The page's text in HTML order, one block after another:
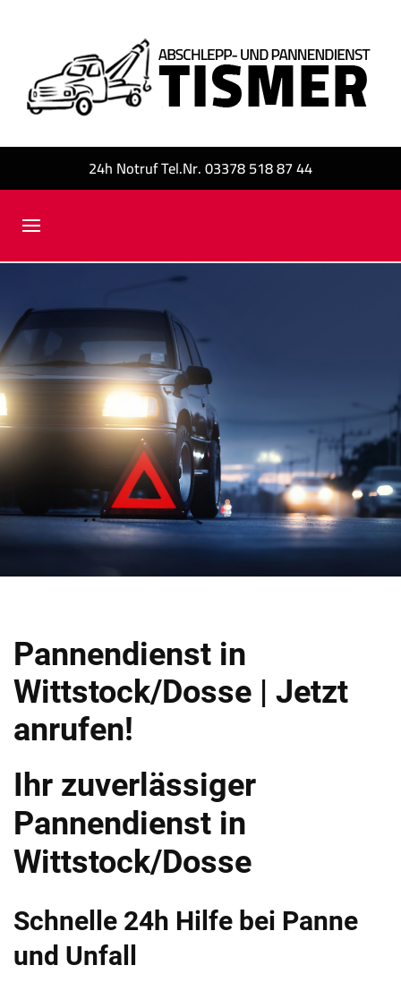
24h Notruf Tel.Nr. 03378 518 87 44
Pannendienst in
Wittstock/Dosse | Jetzt
anrufen!
Ihr zuverlässiger
Pannendienst in
Wittstock/Dosse
Schnelle 24h Hilfe bei Panne
und Unfall